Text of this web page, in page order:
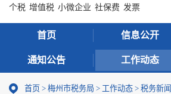
个税 增值税 小微企业 社保费 发票
首页 信息公开
通知公告 工作动态
首页 > 梅州市税务局 > 工作动态 > 税务新闻